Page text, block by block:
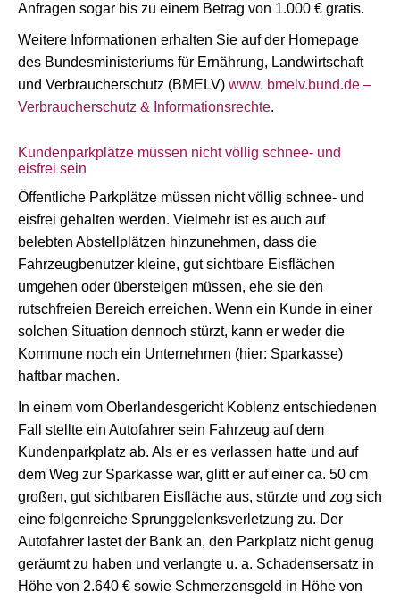
Anfragen sogar bis zu einem Betrag von 1.000 € gratis.
Weitere Informationen erhalten Sie auf der Homepage
des Bundesministeriums für Ernährung, Landwirtschaft
und Verbraucherschutz (BMELV) www. bmelv.bund.de –
Verbraucherschutz & Informationsrechte.
Kundenparkplätze müssen nicht völlig schnee- und
eisfrei sein
Öffentliche Parkplätze müssen nicht völlig schnee- und
eisfrei gehalten werden. Vielmehr ist es auch auf
belebten Abstellplätzen hinzunehmen, dass die
Fahrzeugbenutzer kleine, gut sichtbare Eisflächen
umgehen oder übersteigen müssen, ehe sie den
rutschfreien Bereich erreichen. Wenn ein Kunde in einer
solchen Situation dennoch stürzt, kann er weder die
Kommune noch ein Unternehmen (hier: Sparkasse)
haftbar machen.
In einem vom Oberlandesgericht Koblenz entschiedenen
Fall stellte ein Autofahrer sein Fahrzeug auf dem
Kundenparkplatz ab. Als er es verlassen hatte und auf
dem Weg zur Sparkasse war, glitt er auf einer ca. 50 cm
großen, gut sichtbaren Eisfläche aus, stürzte und zog sich
eine folgenreiche Sprunggelenksverletzung zu. Der
Autofahrer lastet der Bank an, den Parkplatz nicht genug
geräumt zu haben und verlangte u. a. Schadensersatz in
Höhe von 2.640 € sowie Schmerzensgeld in Höhe von